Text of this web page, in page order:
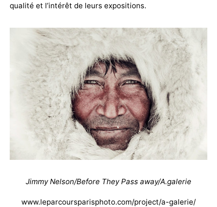
qualité et l’intérêt de leurs expositions.
Jimmy Nelson/Before They Pass away/A.galerie
www.leparcoursparisphoto.com/project/a-galerie/